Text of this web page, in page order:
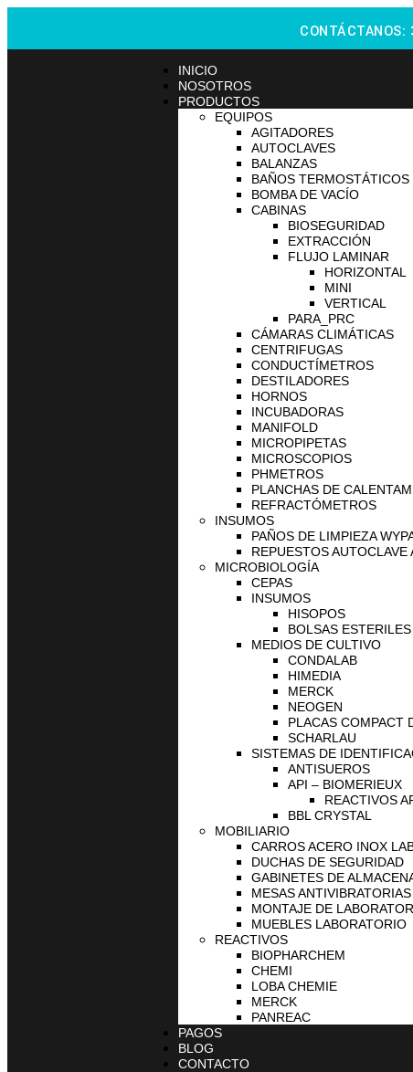
CONTÁCTANOS:
INICIO
NOSOTROS
PRODUCTOS
EQUIPOS
AGITADORES
AUTOCLAVES
BALANZAS
BAÑOS TERMOSTÁTICOS
BOMBA DE VACÍO
CABINAS
BIOSEGURIDAD
EXTRACCIÓN
FLUJO LAMINAR
HORIZONTAL
MINI
VERTICAL
PARA_PRC
CÁMARAS CLIMÁTICAS
CENTRIFUGAS
CONDUCTÍMETROS
DESTILADORES
HORNOS
INCUBADORAS
MANIFOLD
MICROPIPETAS
MICROSCOPIOS
PHMETROS
PLANCHAS DE
REFRACTÓMETROS
INSUMOS
PAÑOS DE LIMPIEZA
REPUESTOS AUTOCLAVE
MICROBIOLOGÍA
CEPAS
INSUMOS
HISOPOS
BOLSAS
MEDIOS DE CULTIVO
CONDALAB
HIMEDIA
MERCK
NEOGEN
PLACAS COMPACT
SCHARLAU
SISTEMAS DE
ANTISUEROS
API – BIOMERIEUX
REACTIVOS
BBL CRYSTAL
MOBILIARIO
CARROS ACERO INOX
DUCHAS DE SEGURIDAD
GABINETES DE
MESAS ANTIVIBRATORIAS
MONTAJE DE
MUEBLES LABORATORIO
REACTIVOS
BIOPHARCHEM
CHEMI
LOBA CHEMIE
MERCK
PANREAC
PAGOS
BLOG
CONTACTO